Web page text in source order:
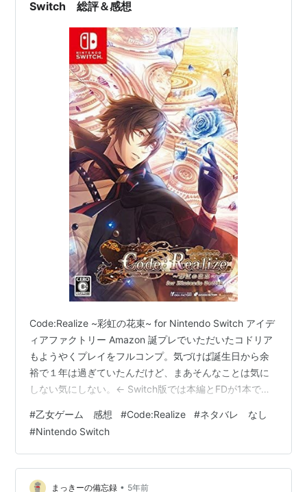
Switch 総評＆感想
Code:Realize ~彩虹の花束~ for Nintendo Switch アイデ
ィアファクトリー Amazon 誕プレでいただいたコドリア
もようやくプレイをフルコンプ。気づけば誕生日から余
裕で１年は過ぎていたんだけど、まあそんなことは気に
しない気にしない。← Switch版では本編とFDが1本で楽
えることができた。今回はせっかく本編・FDの両方が楽
しめるのだから、まとめてドドンと総評したいと思う。
あと先に書いておくけど、今回の感想はかなり辛口です
よ。 ということで、とりあえずはいつもどおりシナリオ
から。 シナリオ★★★☆☆ 正直ここは…
#乙女ゲーム 感想 #Code:Realize #ネタバレ なし
#Nintendo Switch
まっきーの備忘録 • 5年前